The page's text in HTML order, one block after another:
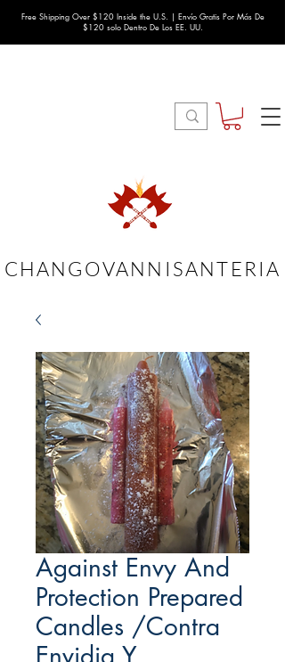
Free Shipping Over $120 Inside the U.S. | Envío Gratis Por Más De
$120 solo Dentro De Los EE. UU.
CHANGOVANNISANTERIA
Against Envy And
Protection Prepared
Candles /Contra